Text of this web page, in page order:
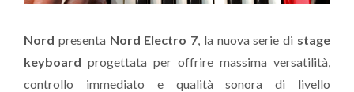
Nord presenta Nord Electro 7 , la nuova serie di stage
keyboard progettata per offrire massima versatilità,
controllo immediato e qualità sonora di livello